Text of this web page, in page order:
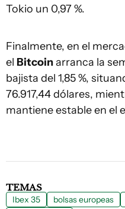
Tokio un 0,97 %.
Finalmente, en el
el Bitcoinarranca la
bajista del 1,85 %,
76.917,44 dólares,
mantiene estable en el
TEMAS
Ibex 35 bolsas europeas